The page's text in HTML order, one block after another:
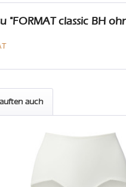
"FORMAT classic BH
auch